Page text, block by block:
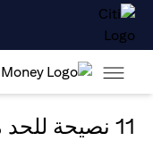
11 نصيحة